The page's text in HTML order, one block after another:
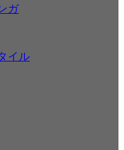
ガ
イル